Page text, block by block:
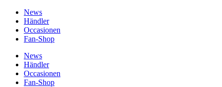
News
Händler
Occasionen
Fan-Shop
News
Händler
Occasionen
Fan-Shop